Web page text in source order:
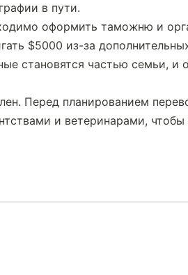
в пути.
оформить таможню и
$5000 из-за
становятся частью семьи, и
Перед планированием
и ветеринарами,